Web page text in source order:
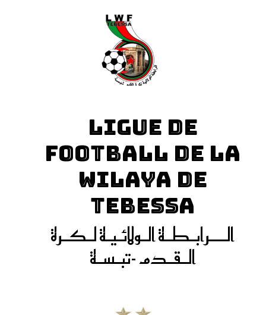
LIGUE DE
FOOTBALL DE LA
WILAYA DE
TEBESSA
الـــرابـطـة الـولائـيـة لـكـرة
الـقـدم -تبـسـة